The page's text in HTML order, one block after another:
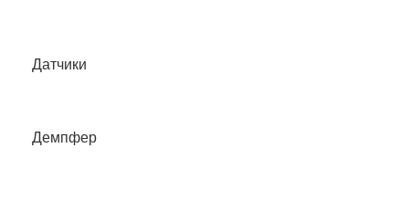
Датчики
Демпфер